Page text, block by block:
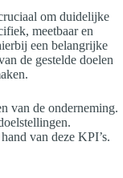
om duidelijke
meetbaar en
een belangrijke
de gestelde doelen
van de onderneming.
van deze KPI’s.